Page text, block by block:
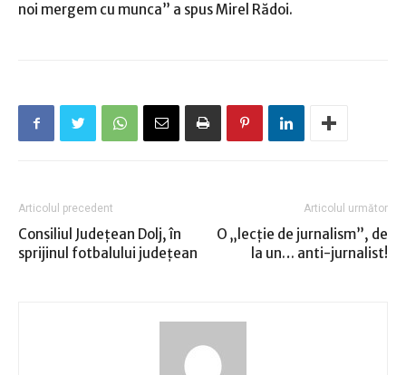
noi mergem cu munca” a spus Mirel Rădoi.
Articolul precedent
Consiliul Judeţean Dolj, în
sprijinul fotbalului judeţean
Articolul următor
O „lecţie de jurnalism”, de
la un… anti-jurnalist!